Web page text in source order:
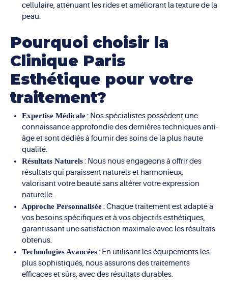
cellulaire, atténuant les rides et améliorant la texture de la
peau.
Pourquoi choisir la
Clinique Paris
Esthétique pour votre
traitement?
Expertise Médicale: Nos spécialistes possèdent une
connaissance approfondie des dernières techniques anti-
âge et sont dédiés à fournir des soins de la plus haute
qualité.
Résultats Naturels: Nous nous engageons à offrir des
résultats qui paraissent naturels et harmonieux,
valorisant votre beauté sans altérer votre expression
naturelle.
Approche Personnalisée: Chaque traitement est adapté à
vos besoins spécifiques et à vos objectifs esthétiques,
garantissant une satisfaction maximale avec les résultats
obtenus.
Technologies Avancées: En utilisant les équipements les
plus sophistiqués, nous assurons des traitements
efficaces et sûrs, avec des résultats durables.